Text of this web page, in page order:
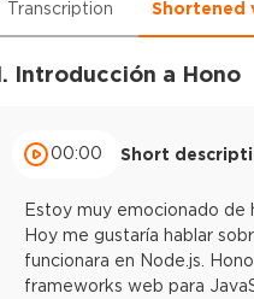
Transcription Shortened
Introducción a Hono
00:00 Short
Estoy muy emocionado de
Hoy me gustaría hablar
funcionara en Node.js.
frameworks web para